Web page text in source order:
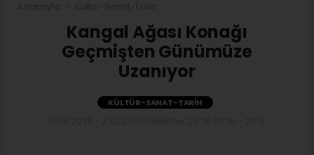
Kangal Ağası Konağı
Geçmişten Günümüze
Uzanıyor
KÜLTÜR-SANAT-TARIH